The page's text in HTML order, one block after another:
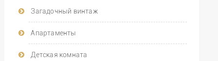
Загадочный винтаж
Апартаменты
Детская комната